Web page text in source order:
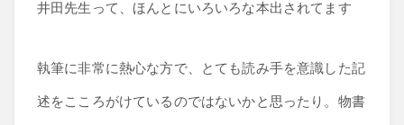
井田先生って、ほんとにいろいろな本出されてます
執筆に非常に熱心な方で、とても読み手を意識した記
述をこころがけているのではないかと思ったり。物書